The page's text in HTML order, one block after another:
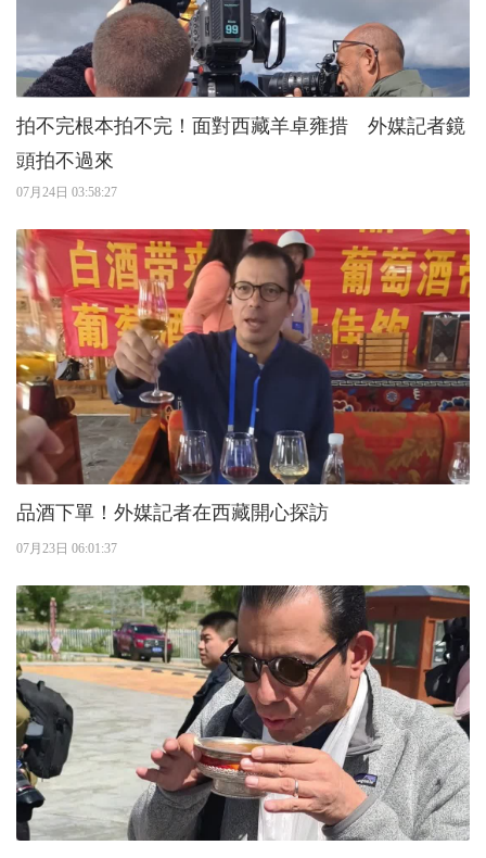
拍不完根本拍不完！面對西藏羊卓雍措 外媒記者鏡
頭拍不過來
07月24日 03:58:27
品酒下單！外媒記者在西藏開心探訪
07月23日 06:01:37